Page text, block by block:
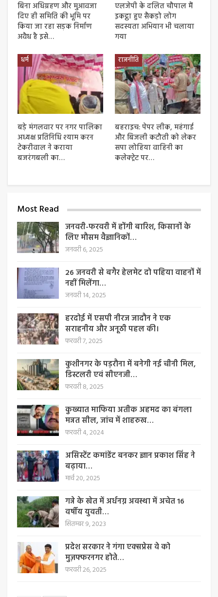
बिना अधिग्रहण और मुआवजा
दिए ही समिति की भूमि पर
किया जा रहा सड़क निर्माण
अवैध है इसे…
एलजेपी के दलित चौपाल मैं
इकट्ठा हुए सैकड़ो लोग
सदस्यता अभियान भी चलाया
गया
धर्म
बड़े मंगलवार पर नगर पालिका
अध्यक्ष प्रतिनिधि श्याम करन
टेकरीवाल ने कराया
बजरंगबली का…
राजनीति
बहराइच: पेपर लीक, महंगाई
और बिजली कटौती को लेकर
सपा लोहिया वाहिनी का
कलेक्ट्रेट पर…
Most Read
जनवरी-फरवरी में होंगी बारिश, किसानों के
लिए मौसम वैज्ञानिकों…
जनवरी 6, 2025
26 जनवरी से बगैर हेलमेट दो पहिया वाहनों में
नहीं मिलेंगा…
जनवरी 14, 2025
हरदोई में एसपी नीरज जादौन ने एक
सराहनीय और अनूठी पहल की।
फरवरी 7, 2025
कुशीनगर के पड़रौना में बनेगी नई चीनी मिल,
डिस्टलरी एवं सीएनजी…
फरवरी 8, 2025
कुख्यात माफिया अतीक अहमद का बंगला
मन्नत सील, जांच में शाहरुख…
फरवरी 4, 2024
असिस्टेंट कमांडेंट बनकर ज्ञान प्रकाश सिंह ने
बढ़ाया…
मार्च 20, 2025
गन्ने के खेत में अर्धनग्न अवस्था में अचेत 16
वर्षीय युवती…
सितम्बर 9, 2023
प्रदेश सरकार ने गंगा एक्सप्रेस वे को
मुज़फ्फरनगर होते…
फरवरी 26, 2025